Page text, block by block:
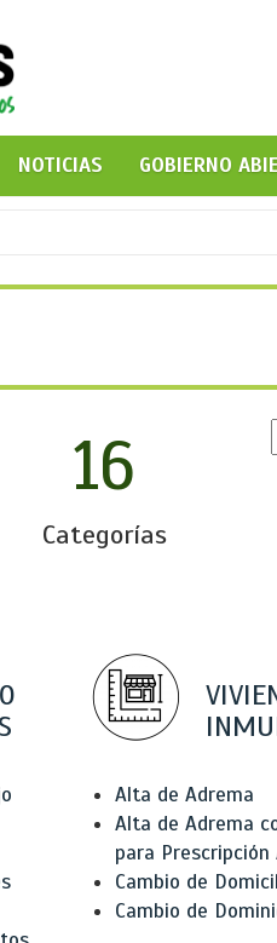
NOTICIAS GOBIERNO
16
Categorías
Alta de Adrema
Alta de Adrema
para
Cambio de
Cambio de